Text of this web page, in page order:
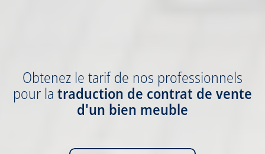
Obtenez le tarifde nos professionnels
pour la traduction de contrat de vente
d'un bien meuble